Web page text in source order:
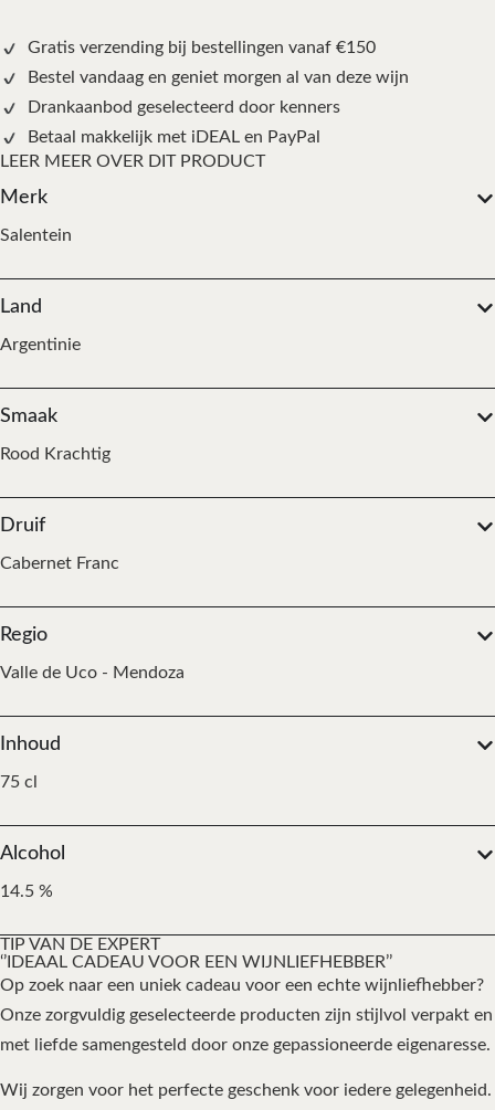
Gratis verzending bij bestellingen vanaf €150
Bestel vandaag en geniet morgen al van deze wijn
Drankaanbod geselecteerd door kenners
Betaal makkelijk met iDEAL en PayPal
LEER MEER OVER DIT PRODUCT
Merk
Salentein
Land
Argentinie
Smaak
Rood Krachtig
Druif
Cabernet Franc
Regio
Valle de Uco - Mendoza
Inhoud
75 cl
Alcohol
14.5 %
TIP VAN DE EXPERT
‘’IDEAAL CADEAU VOOR EEN WIJNLIEFHEBBER’’
Op zoek naar een uniek cadeau voor een echte wijnliefhebber?
Onze zorgvuldig geselecteerde producten zijn stijlvol verpakt en
met liefde samengesteld door onze gepassioneerde eigenaresse.
Wij zorgen voor het perfecte geschenk voor iedere gelegenheid.